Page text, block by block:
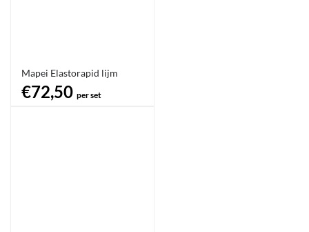
Mapei Elastorapid lijm
€72,50 per set